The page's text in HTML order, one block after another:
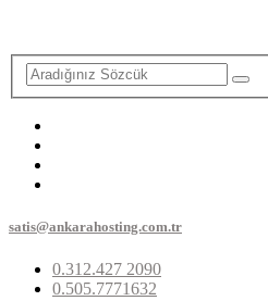
satis@ankarahosting.com.tr
0.312.427 2090
0.505.7771632